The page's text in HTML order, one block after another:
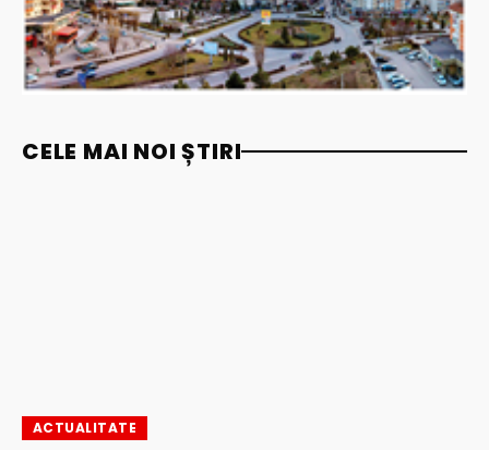
CELE MAI NOI ȘTIRI
ACTUALITATE